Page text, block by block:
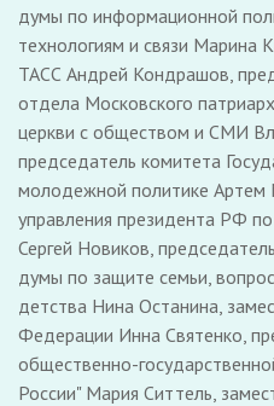
думы по информационной
технологиям и связи Марина
ТАСС Андрей Кондрашов,
отдела Московского
церкви с обществом и СМИ
председатель комитета
молодежной политике Артем
управления президента РФ
Сергей Новиков,
думы по защите семьи,
детства Нина Останина,
Федерации Инна Святенко,
общественно-
России" Мария Ситтель,